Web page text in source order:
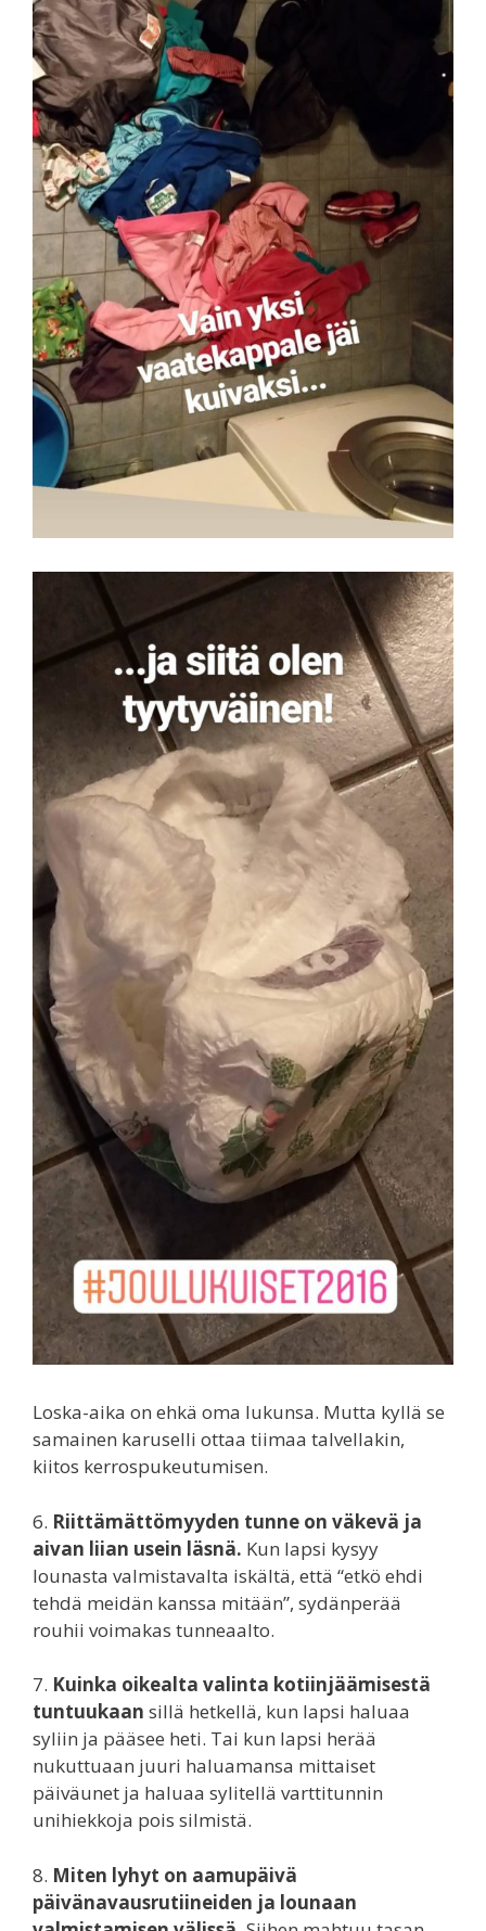
Loska-aika on ehkä oma lukunsa. Mutta kyllä se
samainen karuselli ottaa tiimaa talvellakin,
kiitos kerrospukeutumisen.
6. Riittämättömyyden tunne on väkevä ja
aivan liian usein läsnä. Kun lapsi kysyy
lounasta valmistavalta iskältä, että “etkö ehdi
tehdä meidän kanssa mitään”, sydänperää
rouhii voimakas tunneaalto.
7. Kuinka oikealta valinta kotiinjäämisestä
tuntuukaan sillä hetkellä, kun lapsi haluaa
syliin ja pääsee heti. Tai kun lapsi herää
nukuttuaan juuri haluamansa mittaiset
päiväunet ja haluaa sylitellä varttitunnin
unihiekkoja pois silmistä.
8. Miten lyhyt on aamupäivä
päivänavausrutiineiden ja lounaan